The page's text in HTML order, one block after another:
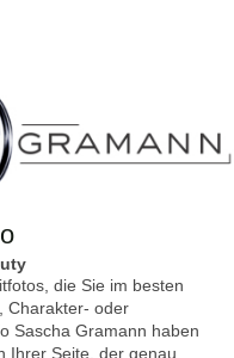
die Sie im besten
Charakter- oder
Sascha Gramann haben
Ihrer Seite, der genau